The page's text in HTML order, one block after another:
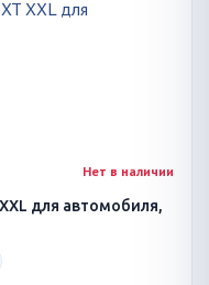
Нет в наличии
для автомобиля,